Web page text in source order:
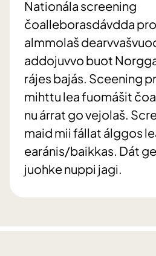
Nationála screening
čoalleborasdávdda
almmolaš
addojuvvo buot
rájes bajás. Sceening
mihttu lea fuomášit
nu árrat go vejolaš.
maid mii fállat álggos
earánis/baikkas. Dát
juohke nuppi jagi.